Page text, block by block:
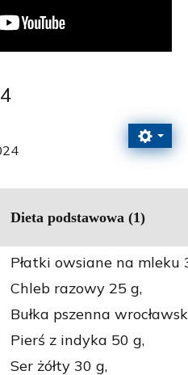
Dieta podstawowa (1)
Płatki owsiane na mleku
Chleb razowy 25 g,
Bułka pszenna
Pierś z indyka 50 g,
Ser żółty 30 g,